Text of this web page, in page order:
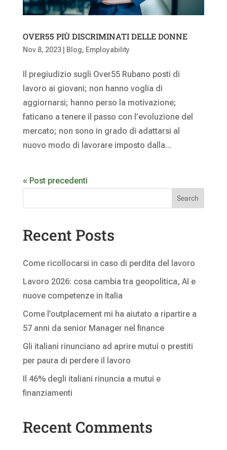
OVER55 PIÙ DISCRIMINATI DELLE DONNE
Nov 8, 2023| Blog, Employability
Il pregiudizio sugli Over55 Rubano posti di
lavoro ai giovani; non hanno voglia di
aggiornarsi; hanno perso la motivazione;
faticano a tenere il passo con l’evoluzione del
mercato; non sono in grado di adattarsi al
nuovo modo di lavorare imposto dalla...
« Post precedenti
Search
Recent Posts
Come ricollocarsi in caso di perdita del lavoro
Lavoro 2026: cosa cambia tra geopolitica, AI e
nuove competenze in Italia
Come l’outplacement mi ha aiutato a ripartire a
57 anni da senior Manager nel finance
Gli italiani rinunciano ad aprire mutui o prestiti
per paura di perdere il lavoro
Il 46% degli italiani rinuncia a mutui e
finanziamenti
Recent Comments